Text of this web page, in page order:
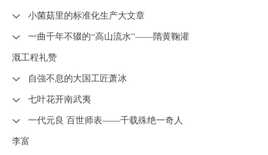
小菌菇里的标准化生产大文章
一曲千年不辍的“高山流水”——隋黄鞠灌
溉工程礼赞
自強不息的大国工匠萧冰
七叶花开南武夷
一代元良 百世师表——千载殊绝一奇人
李富